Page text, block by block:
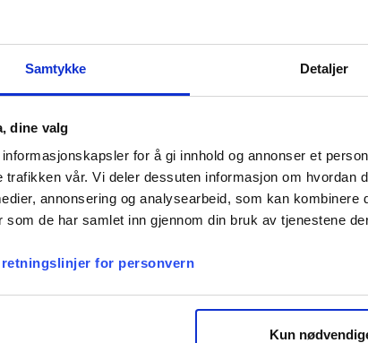
Samtykke Detaljer
dine valg
for å gi innhold og annonser et
trafikken vår. Vi deler dessuten informasjon om hvordan
annonsering og analysearbeid, som kan
som de har samlet inn gjennom din bruk av tjenestene
for personvern
Kun
14.08.2026 128,- lager: 2